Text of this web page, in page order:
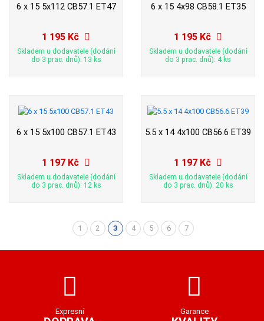
6 x 15 5x112 CB57.1 ET47
1 195 Kč
Skladem u dodavatele (dodání
do 3 prac. dnů): 13 ks
6 x 15 4x98 CB58.1 ET35
1 195 Kč
Skladem u dodavatele (dodání
do 3 prac. dnů): 4 ks
6 x 15 5x100 CB57.1 ET43
1 197 Kč
Skladem u dodavatele (dodání
do 3 prac. dnů): 12 ks
5.5 x 14 4x100 CB56.6 ET39
1 197 Kč
Skladem u dodavatele (dodání
do 3 prac. dnů): 20 ks
1 2 3(aktuální)
4 5 6 7
Expresní Garance